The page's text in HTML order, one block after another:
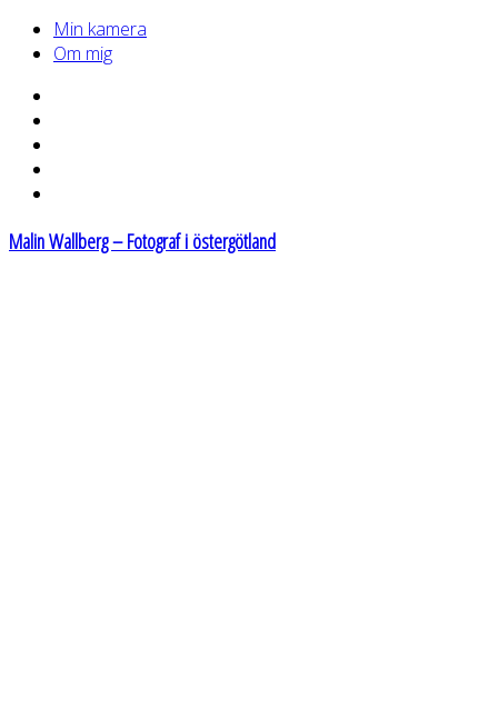
Min kamera
Om mig
Malin Wallberg – Fotograf i östergötland